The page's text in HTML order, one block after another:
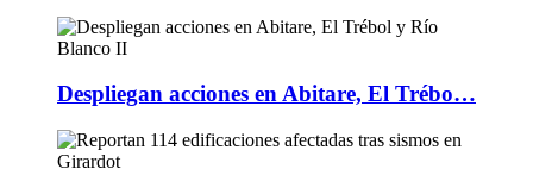
Despliegan acciones en Abitare, El Trébo…